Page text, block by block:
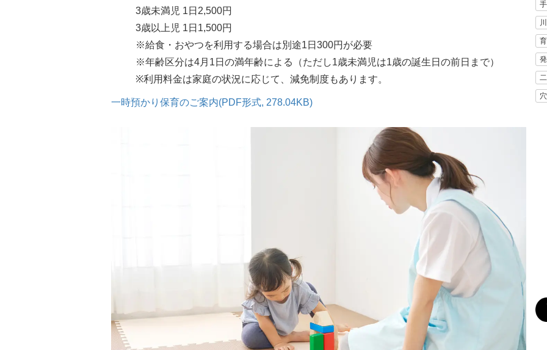
3歳未満児 1日2,500円
3歳以上児 1日1,500円
※給食・おやつを利用する場合は別途1日300円が必要
※年齢区分は4月1日の満年齢による（ただし1歳未満児は1歳の誕生日の前日まで）
※利用料金は家庭の状況に応じて、減免制度もあります。
一時預かり保育のご案内(PDF形式, 278.04KB)